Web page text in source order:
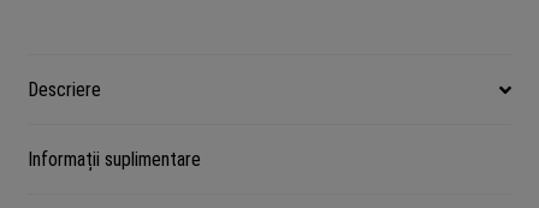
MikroTik
Descriere
Informații suplimentare